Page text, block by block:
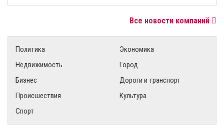
Все новости компаний
Политика
Экономика
Недвижимость
Город
Бизнес
Дороги и транспорт
Происшествия
Культура
Спорт